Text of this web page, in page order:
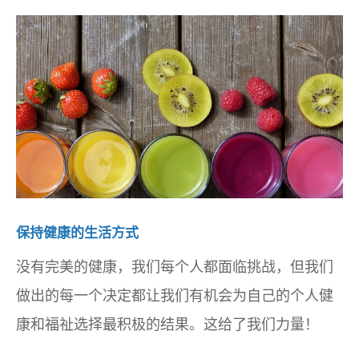
保持健康的生活方式
没有完美的健康，我们每个人都面临挑战，但我们
做出的每一个决定都让我们有机会为自己的个人健
康和福祉选择最积极的结果。这给了我们力量！